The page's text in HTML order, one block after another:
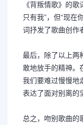
《背叛情歌》的
只有我”，但“现在
词抒发了歌曲创作
最后，除了以上两
敢地放手的精神。
我们要难过慢慢地
表达了面对别离的
总之，吻别歌曲的